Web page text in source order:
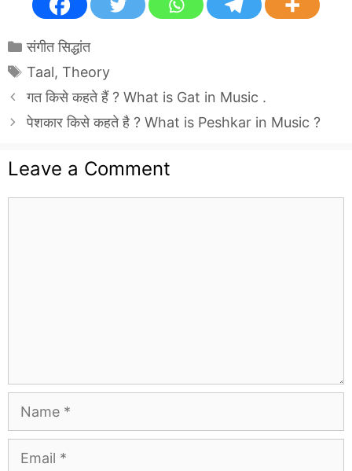
Categories
संगीत सिद्धांत
Tags
Taal, Theory
गत किसे कहते हैं ? What is Gat in Music .
पेशकार किसे कहते है ? What is Peshkar in Music ?
Leave a Comment
Name
Email